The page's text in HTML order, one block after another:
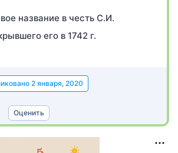
название в честь С.И.
его в 1742 г.
2 января, 2020
Оценить